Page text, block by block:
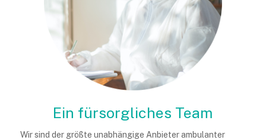
Ein fürsorgliches Team
Wir sind der größte unabhängige Anbieter ambulanter